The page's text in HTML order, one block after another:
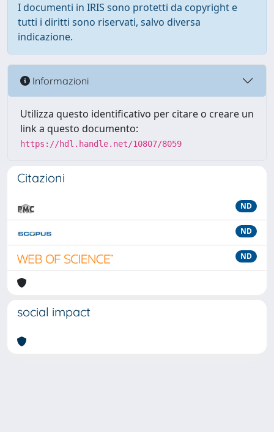
I documenti in IRIS sono protetti da copyright e
tutti i diritti sono riservati, salvo diversa
indicazione.
Informazioni
Utilizza questo identificativo per citare o creare un
link a questo documento:
https://hdl.handle.net/10807/8059
Citazioni
ND
ND
ND
social impact